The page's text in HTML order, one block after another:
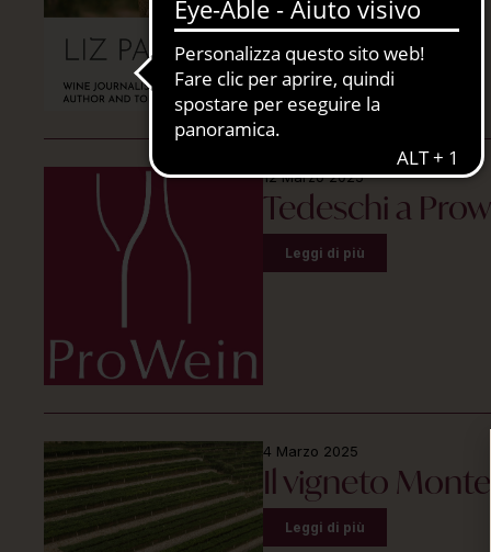
12 Marzo 2025
Tedeschi a
Leggi di più
4 Marzo 2025
Il vigneto
Leggi di più